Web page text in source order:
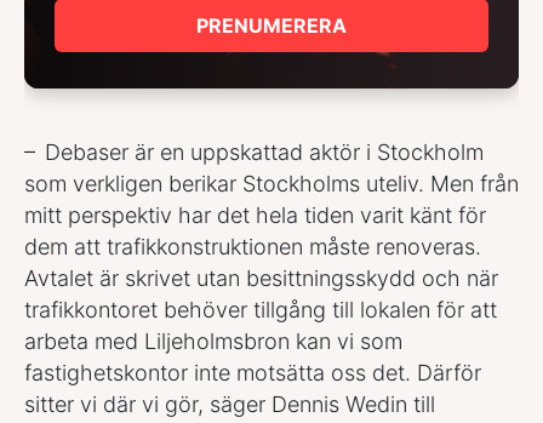
PRENUMERERA
– Debaser är en uppskattad aktör i Stockholm
som verkligen berikar Stockholms uteliv. Men från
mitt perspektiv har det hela tiden varit känt för
dem att trafikkonstruktionen måste renoveras.
Avtalet är skrivet utan besittningsskydd och när
trafikkontoret behöver tillgång till lokalen för att
arbeta med Liljeholmsbron kan vi som
fastighetskontor inte motsätta oss det. Därför
sitter vi där vi gör, säger Dennis Wedin till